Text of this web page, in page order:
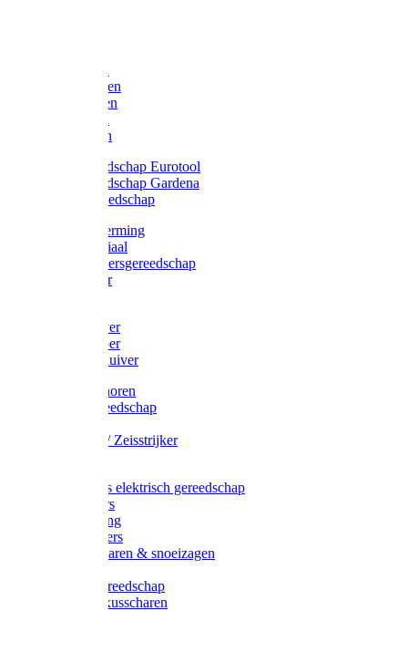
Gazonharken
Asfaltharken
Hooiharken
Handgereedschap Eurotool
Handgereedschap Gardena
Kindergereedschap
Kniebescherming
Afzetmateriaal
Stratenmakersgereedschap
Straathamer
Mestschuiver
Mestschraper
Sneeuwschuiver
Zeis toebehoren
Baggergereedschap
Wetstenen / Zeisstrijker
Accessoires elektrisch gereedschap
Grasmaaiers
Tuinreiniging
Robotmaaiers
Heggenscharen & snoeizagen
Klussen gereedschap
Gras & buxusscharen